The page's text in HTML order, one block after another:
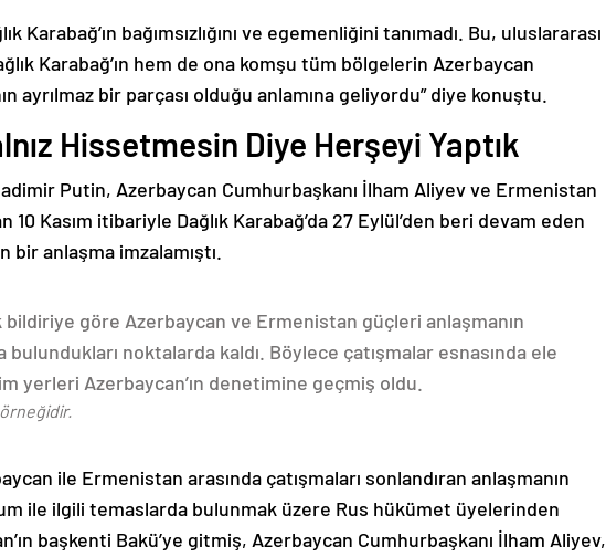
Karabağ’ın bağımsızlığını ve egemenliğini tanımadı. Bu, uluslararası
Karabağ’ın hem de ona komşu tüm bölgelerin Azerbaycan
ayrılmaz bir parçası olduğu anlamına geliyordu” diye konuştu.
Hissetmesin Diye Herşeyi Yaptık
Putin, Azerbaycan Cumhurbaşkanı İlham Aliyev ve Ermenistan
10 Kasım itibariyle Dağlık Karabağ’da 27 Eylül’den beri devam eden
bir anlaşma imzalamıştı.
bildiriye göre Azerbaycan ve Ermenistan güçleri anlaşmanın
bulundukları noktalarda kaldı. Böylece çatışmalar esnasında ele
yerleri Azerbaycan’ın denetimine geçmiş oldu.
örneğidir.
ile Ermenistan arasında çatışmaları sonlandıran anlaşmanın
ile ilgili temaslarda bulunmak üzere Rus hükümet üyelerinden
başkenti Bakü’ye gitmiş, Azerbaycan Cumhurbaşkanı İlham Aliyev,